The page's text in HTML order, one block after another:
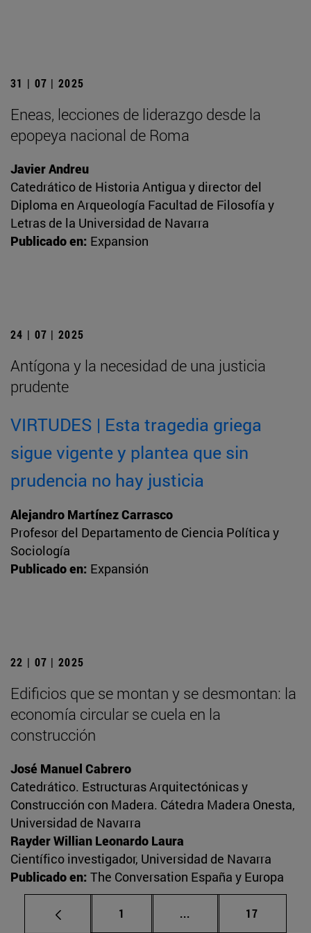
31 | 07 | 2025
Eneas, lecciones de liderazgo desde la
epopeya nacional de Roma
Javier Andreu
Catedrático de Historia Antigua y director del
Diploma en Arqueología Facultad de Filosofía y
Letras de la Universidad de Navarra
Publicado en: Expansion
24 | 07 | 2025
Antígona y la necesidad de una justicia
prudente
VIRTUDES | Esta tragedia griega
sigue vigente y plantea que sin
prudencia no hay justicia
Alejandro Martínez Carrasco
Profesor del Departamento de Ciencia Política y
Sociología
Publicado en: Expansión
22 | 07 | 2025
Edificios que se montan y se desmontan: la
economía circular se cuela en la
construcción
José Manuel Cabrero
Catedrático. Estructuras Arquitectónicas y
Construcción con Madera. Cátedra Madera Onesta,
Universidad de Navarra
Rayder Willian Leonardo Laura
Científico investigador, Universidad de Navarra
Publicado en: The Conversation España y Europa
Página
1 ... Páginas intermedias
Página
17